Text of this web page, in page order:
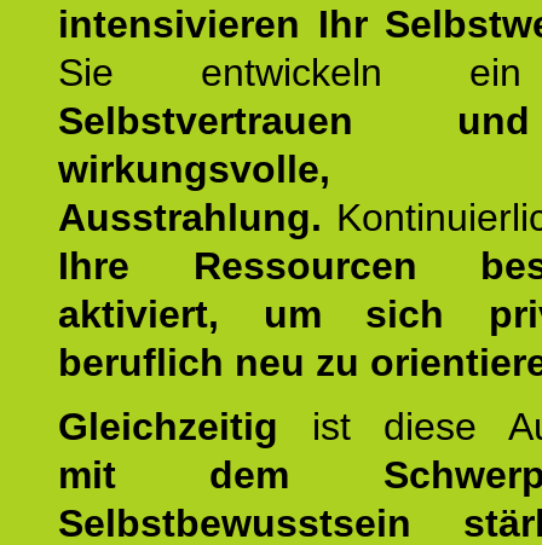
intensivieren Ihr
Sie entwickeln ein
Selbstvertrauen
wirkungsvolle,
Ausstrahlung.
Ihre Ressourcen
aktiviert, um sich
beruflich neu zu
Gleichzeitig ist diese
mit dem
Selbstbewusstsein